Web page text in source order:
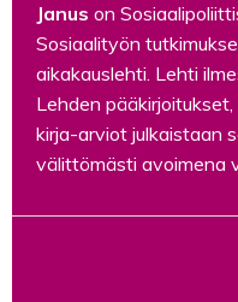
Janus on
Sosiaalityön
aikakauslehti. Lehti
Lehden
kirja-arviot julkaistaan
välittömästi avoimena